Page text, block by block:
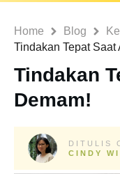
Home Blog
Tindakan
Demam!
DITULIS
CINDY